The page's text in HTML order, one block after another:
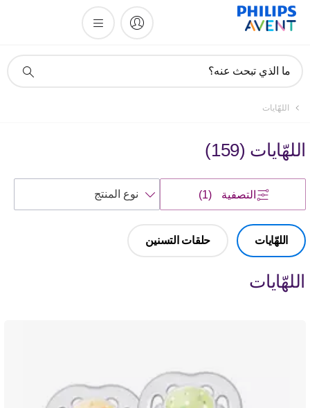
دعم
ما الذي تبحث عنه؟
اللهّايات
اللهّايات (
159
)
التصفية
حسب
اللهّايات حلقات التسنين
اللهّايات